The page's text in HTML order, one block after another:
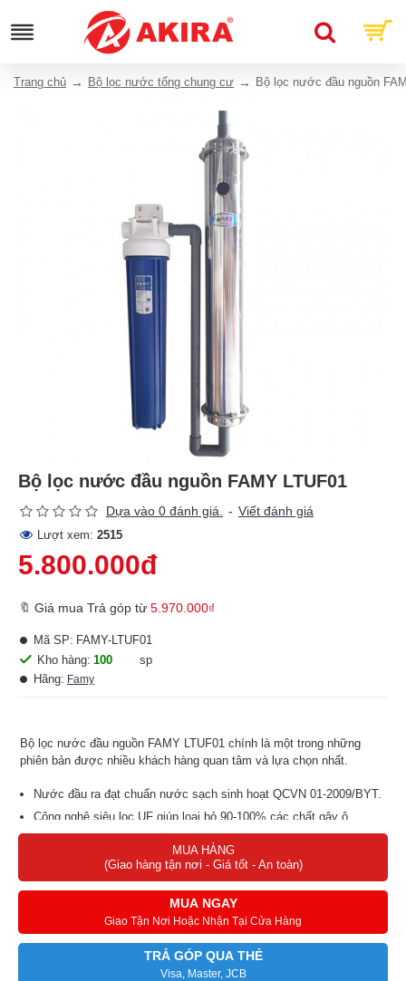
Trang chủ Bộ lọc nước tổng chung cư Bộ lọc nước đầu nguồn
Bộ lọc nước đầu nguồn FAMY LTUF01
Dựa vào 0 đánh giá. - Viết đánh giá
Lượt xem: 2515
5.800.000đ
🔖 Giá mua Trả góp từ 5.970.000₫
Kho hàng: 100
sp
Hãng: Famy
Mã SP: FAMY-LTUF01
Bộ lọc nước đầu nguồn FAMY LTUF01 chính là một trong những
phiên bản được nhiều khách hàng quan tâm và lựa chọn nhất.
Nước đầu ra đạt chuẩn nước sạch sinh hoạt QCVN 01-2009/BYT.
Công nghệ siêu lọc UF giúp loại bỏ 90-100% các chất gây ô
Cột lọc chất liệu Inox cao cấp, thẩm mỹ và bền bỉ với thời gian.
Lắp đặt triển khai nhanh chóng, chỉ sau khoảng 1-2 giờ là hoàn
Dịch vụ CSKH bảo dưỡng, kiểm tra định kỳ 6 tháng.
MUA HÀNG
(Giao hàng tận nơi - Giá tốt - An toàn)
MUA NGAY
Giao Tận Nơi Hoặc Nhận Tại Cửa Hàng
TRẢ GÓP QUA THẺ
Visa, Master, JCB